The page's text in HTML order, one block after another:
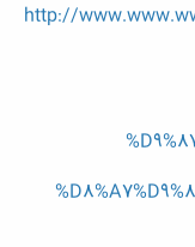
http://